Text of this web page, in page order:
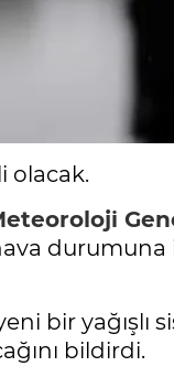
olacak.
durumuna
bir yağışlı
bildirdi.